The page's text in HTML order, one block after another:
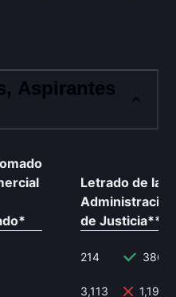
Aspirantes
*
Letrado de la
Administración
de Justicia**
214
3,113